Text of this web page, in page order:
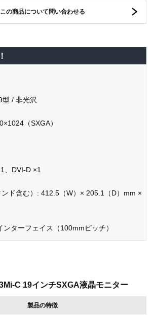
この商品について問い合わせる
型 / 非光沢
（SXGA）
、DVI-D ×1
ンド含む）: 412.5（W）× 205.1（D）mm ×
ンターフェイス（100mmピッチ）
C 19インチSXGA液晶モニター
製品の特徴